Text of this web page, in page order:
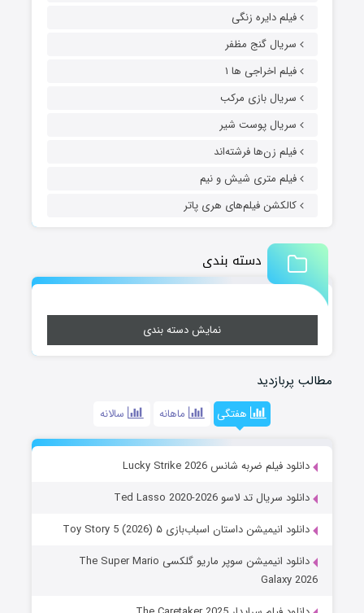
فیلم دایره زنگی
سریال گنج مظفر
فیلم اخراجی ها ۱
سریال بازی مرکب
سریال پوست شیر
فیلم زن‌ها فرشته‌اند
فیلم متری شیش و نیم
کالکشن فیلم‌های هری پاتر
دسته بندی
نمایش دسته بندی
مطالب پربازدید
هفتگی ماهانه سالانه
دانلود فیلم ضربه شانس Lucky Strike 2026
دانلود سریال تد لاسو Ted Lasso 2020-2026
دانلود انیمیشن داستان اسباب‌بازی ۵ Toy Story 5 (2026)
دانلود انیمیشن سوپر ماریو گلکسی The Super Mario
Galaxy 2026